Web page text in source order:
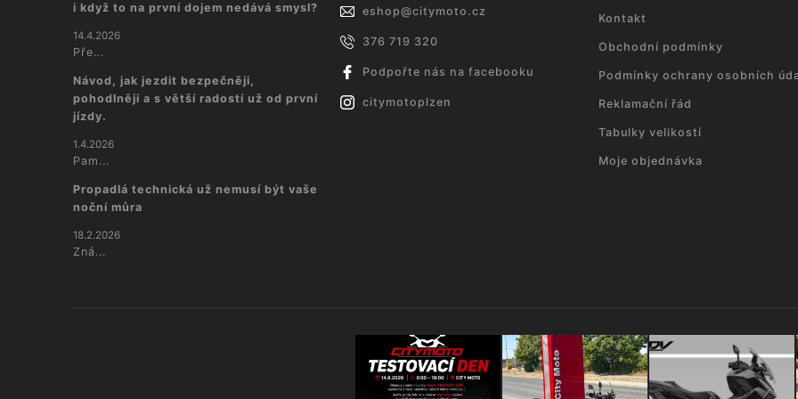
i když to na první dojem nedává smysl?
14.4.2026
Pře...
Návod, jak jezdit bezpečněji,
pohodlněji a s větší radostí už od první
jízdy.
1.4.2026
Pam...
Propadlá technická už nemusí být vaše
noční můra
18.2.2026
Zná...
eshop@citymoto.cz
376 719 320
Podpořte nás na facebooku
citymotoplzen
Kontakt
Obchodní podmínky
Podmínky ochrany osobních
Reklamační řád
Tabulky velikostí
Moje objednávka